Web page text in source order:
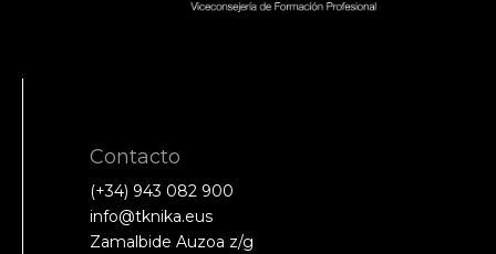
Contacto
(+34) 943 082 900
info@tknika.eus
Zamalbide Auzoa z/g